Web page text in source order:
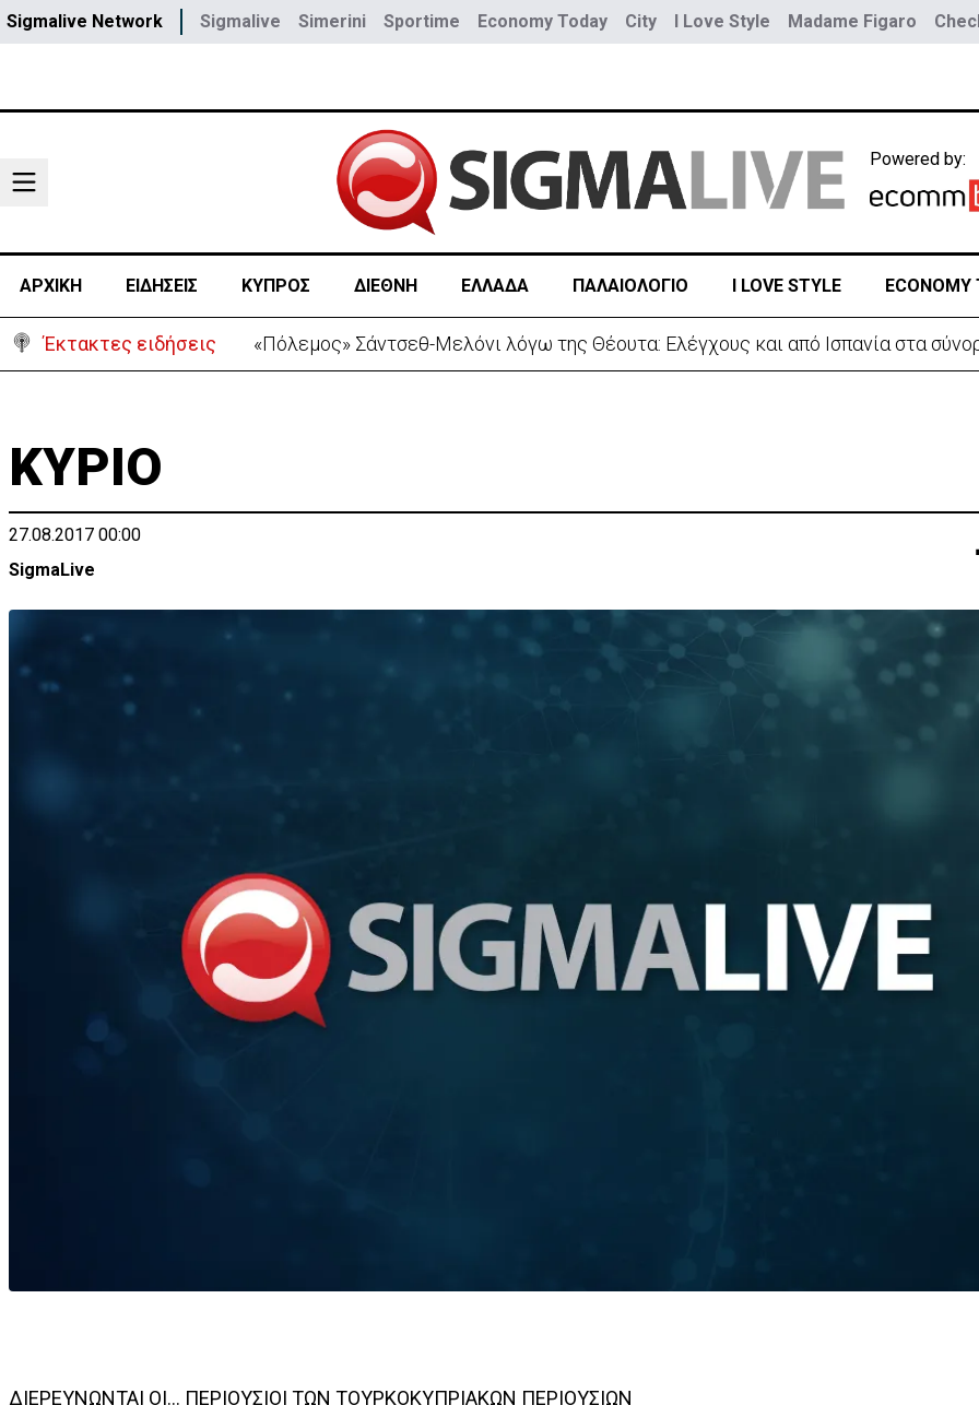
Sigmalive Network Sigmalive Simerini Sportime Economy Today City I Love Style Madame Figaro
Powered by:
ΑΡΧΙΚΗ ΕΙΔΗΣΕΙΣ ΚΥΠΡΟΣ ΔΙΕΘΝΗ ΕΛΛΑΔΑ ΠΑΛΑΙΟΛΟΓΙΟ I LOVE STYLE ECONOMY
Έκτακτες ειδήσεις Χειροπέδες σε μοναχό για απόπειρα φόνου-Μαχαίρωσε στο λαιμό 53χρονο
ΚΥΡΙΟ
27.08.2017 00:00
SigmaLive
ΔΙΕΡΕΥΝΩΝΤΑΙ ΟΙ… ΠΕΡΙΟΥΣΙΟΙ ΤΩΝ ΤΟΥΡΚΟΚΥΠΡΙΑΚΩΝ ΠΕΡΙΟΥΣΙΩΝ